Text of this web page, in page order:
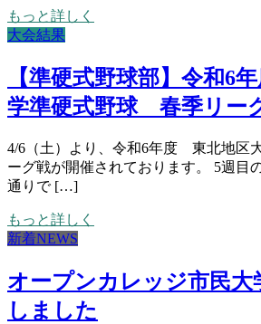
もっと詳しく
大会結果
【準硬式野球部】令和6
学準硬式野球 春季リー
4/6（土）より、令和6年度 東北地区
ーグ戦が開催されております。 5週目
通りで […]
もっと詳しく
新着NEWS
オープンカレッジ市民大
しました